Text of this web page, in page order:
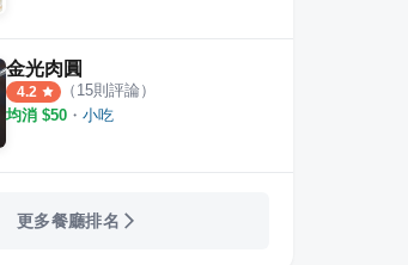
金光肉圓
4.2 （ 15則評論）
均消 $50 ・ 小吃
更多餐廳排名